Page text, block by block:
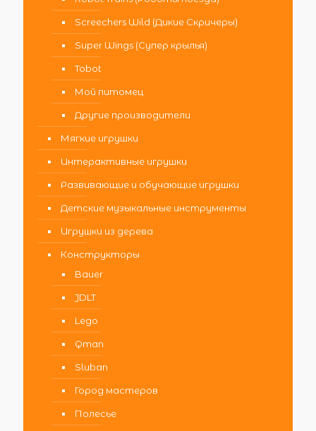
Screechers Wild (Дикие Скричеры)
Super Wings (Супер крылья)
Tobot
Мой питомец
Другие производители
Мягкие игрушки
Интерактивные игрушки
Развивающие и обучающие игрушки
Детские музыкальные инструменты
Игрушки из дерева
Конструкторы
Bauer
JDLT
Lego
Qman
Sluban
Город мастеров
Полесье